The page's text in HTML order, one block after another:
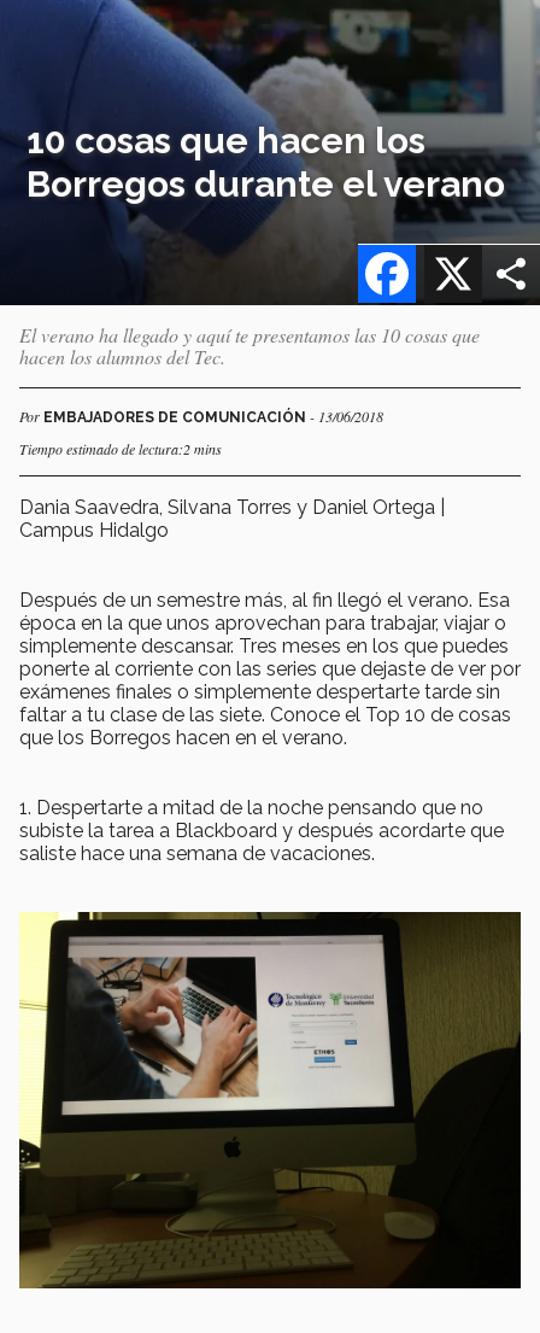
10 cosas que hacen los
Borregos durante el verano
X
Facebook
El verano ha llegado y aquí te presentamos las 10 cosas que
hacen los alumnos del Tec.
Por EMBAJADORES DE COMUNICACIÓN - 13/06/2018
Tiempo estimado de lectura:2 mins
Dania Saavedra, Silvana Torres y Daniel Ortega |
Campus Hidalgo
Después de un semestre más, al fin llegó el verano. Esa
época en la que unos aprovechan para trabajar, viajar o
simplemente descansar. Tres meses en los que puedes
ponerte al corriente con las series que dejaste de ver por
exámenes finales o simplemente despertarte tarde sin
faltar a tu clase de las siete. Conoce el Top 10 de cosas
que los Borregos hacen en el verano.
1. Despertarte a mitad de la noche pensando que no
subiste la tarea a Blackboard y después acordarte que
saliste hace una semana de vacaciones.